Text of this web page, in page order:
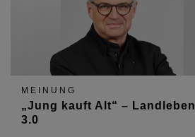
MEINUNG
„Jung kauft Alt“ – Landleben
3.0